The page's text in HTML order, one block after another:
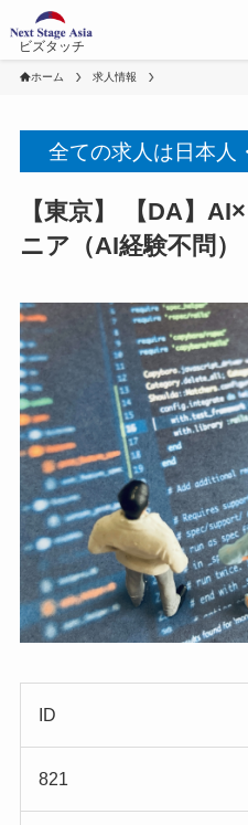
ビズタッチ
ホーム 求人情報
全ての求人は日本人
【東京】 【DA】
ニア（AI経験不問）
ID
821